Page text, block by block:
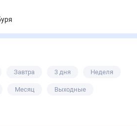
Завтра 3 дня Неделя
Месяц Выходные